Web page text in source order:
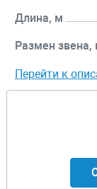
Длина, м
Размен
Перейти к